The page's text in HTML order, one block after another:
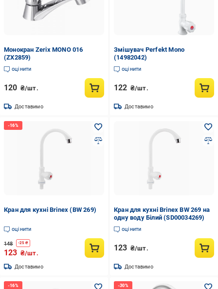
Монокран Zerix MONO 016
(ZX2859)
оцінити
120 ₴/шт.
Доставимо
Змішувач Perfekt Mono
(14982042)
оцінити
122 ₴/шт.
Доставимо
Кран для кухні Brinex (BW 269)
оцінити
148 -25 ₴
123 ₴/шт.
Доставимо
Кран для кухні Brinex BW 269 на
одну воду Білий (SD00034269)
оцінити
123 ₴/шт.
Доставимо